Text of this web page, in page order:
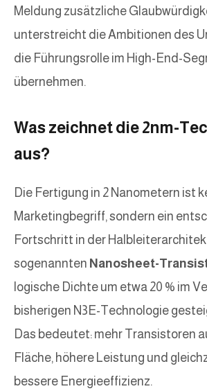
Meldung zusätzliche
unterstreicht die Ambitionen des
die Führungsrolle im High-End-
übernehmen.
Was zeichnet die 2nm-
aus?
Die Fertigung in 2 Nanometern ist
Marketingbegriff, sondern ein
Fortschritt in der
sogenannten Nanosheet-
logische Dichte um etwa 20 % im
bisherigen N3E-Technologie
Das bedeutet: mehr Transistoren
Fläche, höhere Leistung und
bessere Energieeffizienz.